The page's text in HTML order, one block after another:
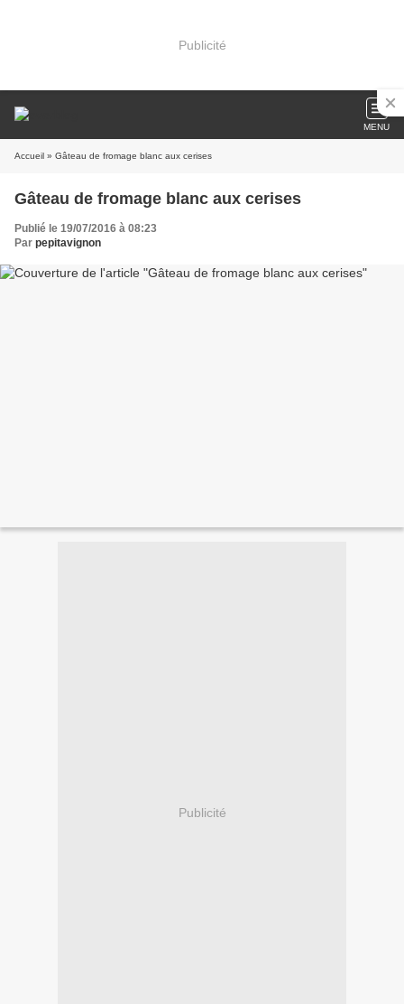
Publicité
MENU
Accueil » Gâteau de fromage blanc aux cerises
Gâteau de fromage blanc aux cerises
Publié le 19/07/2016 à 08:23
Par pepitavignon
Publicité